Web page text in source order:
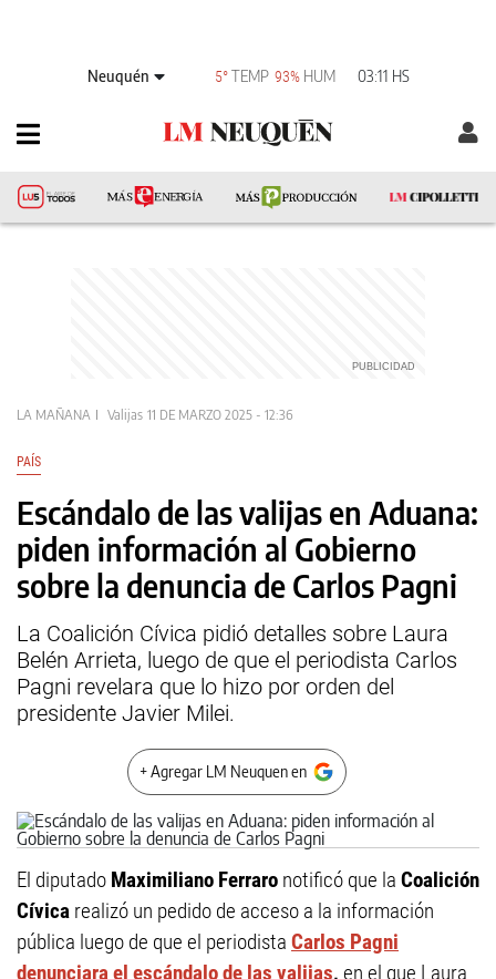
Neuquén 5° TEMP 93% HUM 03:11 HS
LA MAÑANA Valijas 11 DE MARZO 2025 - 12:36
PAÍS
Escándalo de las valijas en Aduana:
piden información al Gobierno
sobre la denuncia de Carlos Pagni
La Coalición Cívica pidió detalles sobre Laura
Belén Arrieta, luego de que el periodista Carlos
Pagni revelara que lo hizo por orden del
presidente Javier Milei.
+ Agregar LM Neuquen en
El diputado Maximiliano Ferraro notificó que la Coalición
Cívica realizó un pedido de acceso a la información
pública luego de que el periodista Carlos Pagni
denunciara el escándalo de las valijas, en el que Laura